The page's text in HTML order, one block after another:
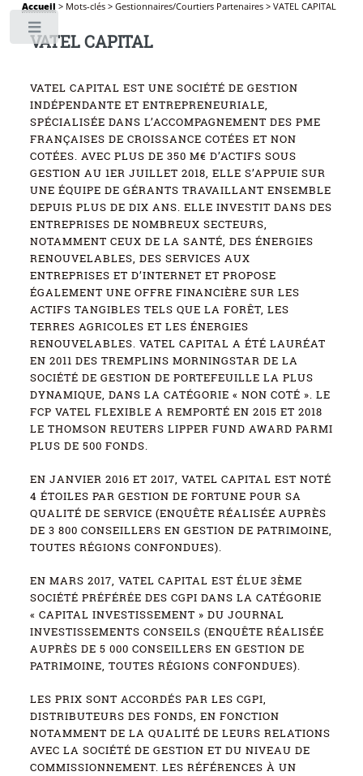
Accueil > Mots-clés> Gestionnaires/Courtiers Partenaires> VATEL CAPITAL
VATEL CAPITAL
VATEL CAPITAL EST UNE SOCIÉTÉ DE GESTION
INDÉPENDANTE ET ENTREPRENEURIALE,
SPÉCIALISÉE DANS L’ACCOMPAGNEMENT DES PME
FRANÇAISES DE CROISSANCE COTÉES ET NON
COTÉES. AVEC PLUS DE 350 M€ D’ACTIFS SOUS
GESTION AU 1ER JUILLET 2018, ELLE S’APPUIE SUR
UNE ÉQUIPE DE GÉRANTS TRAVAILLANT ENSEMBLE
DEPUIS PLUS DE DIX ANS. ELLE INVESTIT DANS DES
ENTREPRISES DE NOMBREUX SECTEURS,
NOTAMMENT CEUX DE LA SANTÉ, DES ÉNERGIES
RENOUVELABLES, DES SERVICES AUX
ENTREPRISES ET D’INTERNET ET PROPOSE
ÉGALEMENT UNE OFFRE FINANCIÈRE SUR LES
ACTIFS TANGIBLES TELS QUE LA FORÊT, LES
TERRES AGRICOLES ET LES ÉNERGIES
RENOUVELABLES. VATEL CAPITAL A ÉTÉ LAURÉAT
EN 2011 DES TREMPLINS MORNINGSTAR DE LA
SOCIÉTÉ DE GESTION DE PORTEFEUILLE LA PLUS
DYNAMIQUE, DANS LA CATÉGORIE « NON COTÉ ». LE
FCP VATEL FLEXIBLE A REMPORTÉ EN 2015 ET 2018
LE THOMSON REUTERS LIPPER FUND AWARD PARMI
PLUS DE 500 FONDS.
EN JANVIER 2016 ET 2017, VATEL CAPITAL EST NOTÉ
4 ÉTOILES PAR GESTION DE FORTUNE POUR SA
QUALITÉ DE SERVICE (ENQUÊTE RÉALISÉE AUPRÈS
DE 3 800 CONSEILLERS EN GESTION DE PATRIMOINE,
TOUTES RÉGIONS CONFONDUES).
EN MARS 2017, VATEL CAPITAL EST ÉLUE 3ÈME
SOCIÉTÉ PRÉFÉRÉE DES CGPI DANS LA CATÉGORIE
« CAPITAL INVESTISSEMENT » DU JOURNAL
INVESTISSEMENTS CONSEILS (ENQUÊTE RÉALISÉE
AUPRÈS DE 5 000 CONSEILLERS EN GESTION DE
PATRIMOINE, TOUTES RÉGIONS CONFONDUES).
LES PRIX SONT ACCORDÉS PAR LES CGPI,
DISTRIBUTEURS DES FONDS, EN FONCTION
NOTAMMENT DE LA QUALITÉ DE LEURS RELATIONS
AVEC LA SOCIÉTÉ DE GESTION ET DU NIVEAU DE
COMMISSIONNEMENT. LES RÉFÉRENCES À UN